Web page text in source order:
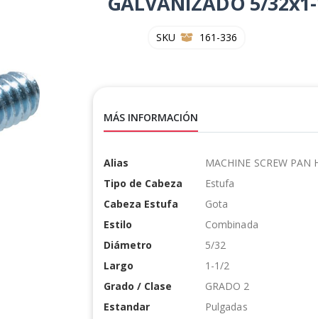
SKU 161-336
MÁS INFORMACIÓN
Más
Información
Alias
MACHINE SCREW
Tipo de Cabeza
Estufa
Cabeza Estufa
Gota
Estilo
Combinada
Diámetro
5/32
Largo
1-1/2
Grado / Clase
GRADO 2
Estandar
Pulgadas